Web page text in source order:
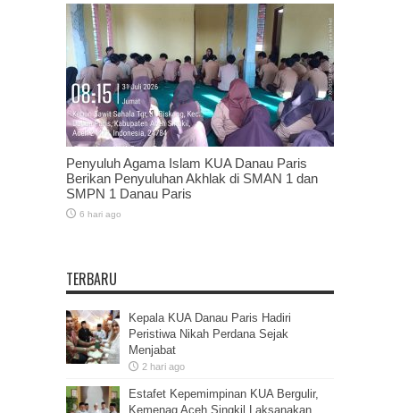
Penyuluh Agama Islam KUA Danau Paris
Berikan Penyuluhan Akhlak di SMAN 1 dan
SMPN 1 Danau Paris
6 hari ago
TERBARU
Kepala KUA Danau Paris Hadiri
Peristiwa Nikah Perdana Sejak
Menjabat
2 hari ago
Estafet Kepemimpinan KUA Bergulir,
Kemenag Aceh Singkil Laksanakan